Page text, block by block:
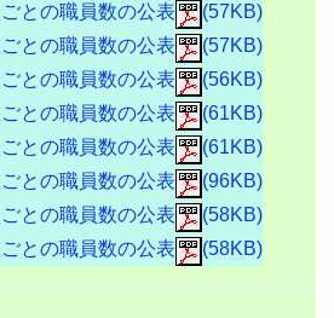
との職員数の公表
(57KB)
との職員数の公表
(57KB)
との職員数の公表
(56KB)
との職員数の公表
(61KB)
との職員数の公表
(61KB)
との職員数の公表
(96KB)
との職員数の公表
(58KB)
との職員数の公表 (58KB)